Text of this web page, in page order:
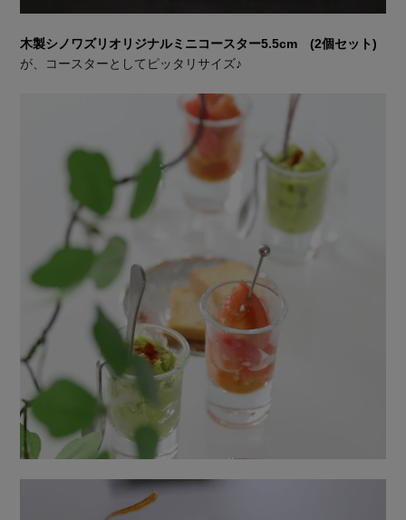
木製シノワズリオリジナルミニコースター5.5cm (2個セット)
が、コースターとしてピッタリサイズ♪